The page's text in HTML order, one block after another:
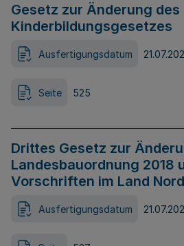
Gesetz zur Änderung des
Kinderbildungsgesetzes
Ausfertigungsdatum
Seite 525
Drittes Gesetz zur
Landesbauordnung 2018
Vorschriften im Land
Ausfertigungsdatum